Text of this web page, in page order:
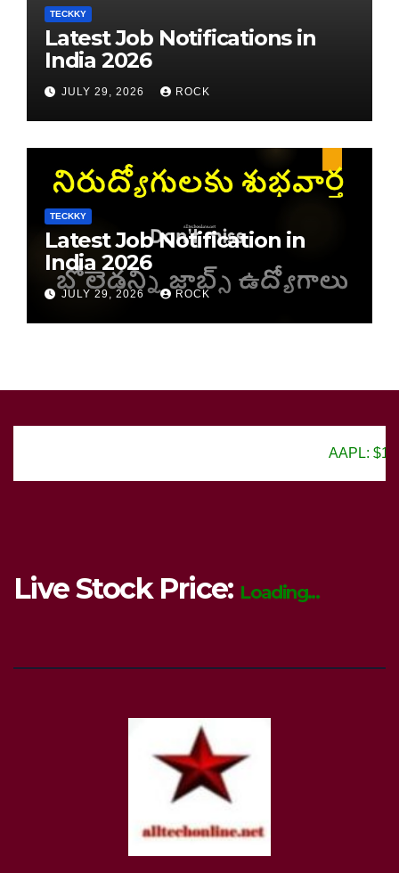
TECKKY
Latest Job Notifications in
India 2026
JULY 29, 2026 ROCK
TECKKY
Latest Job Notification in
India 2026
JULY 29, 2026 ROCK
AAPL: $150.25
Live Stock Price: Loading...